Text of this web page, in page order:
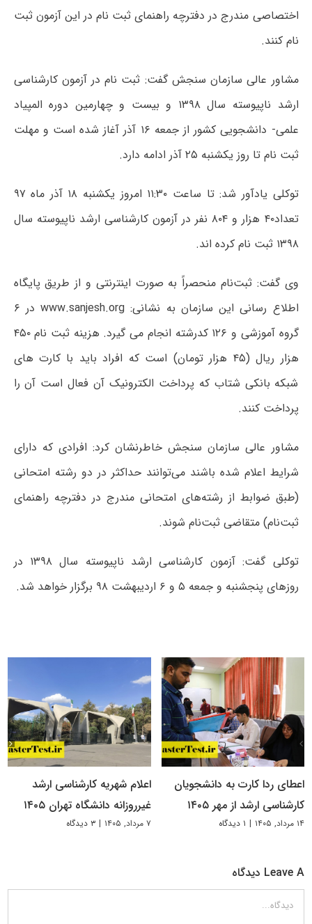
اختصاصی مندرج در دفترچه راهنمای ثبت نام در این آزمون ثبت
نام کنند.
مشاور عالی سازمان سنجش گفت: ثبت نام در آزمون کارشناسی
ارشد ناپیوسته سال ۱۳۹۸ و بیست و چهارمین دوره المپیاد
علمی- دانشجویی کشور از جمعه ۱۶ آذر آغاز شده است و مهلت
ثبت نام تا روز یکشنبه ۲۵ آذر ادامه دارد.
توکلی یادآور شد: تا ساعت ۱۱:۳۰ امروز یکشنبه ۱۸ آذر ماه ۹۷
تعداد۴۰ هزار و ۸۰۴ نفر در آزمون کارشناسی ارشد ناپیوسته سال
۱۳۹۸ ثبت نام کرده اند.
وی گفت: ثبت‌نام منحصراً به صورت اینترنتی و از طریق پایگاه
اطلاع رسانی این سازمان به نشانی: www.sanjesh.org در ۶
گروه آموزشی و ۱۲۶ کدرشته انجام می گیرد. هزینه ثبت نام ۴۵۰
هزار ریال (۴۵ هزار تومان) است که افراد باید با کارت های
شبکه بانکی شتاب که پرداخت الکترونیک آن فعال است آن را
پرداخت کنند.
مشاور عالی سازمان سنجش خاطرنشان کرد: افرادی که دارای
شرایط اعلام شده باشند می‌توانند حداکثر در دو رشته امتحانی
(طبق ضوابط از رشته‌های امتحانی مندرج در دفترچه راهنمای
ثبت‌نام) متقاضی ثبت‌نام شوند.
توکلی گفت: آزمون کارشناسی ارشد ناپیوسته سال ۱۳۹۸ در
روزهای پنجشنبه و جمعه ۵ و ۶ اردیبهشت ۹۸ برگزار خواهد شد.
اعطای ردا کارت به دانشجویان
کارشناسی ارشد از مهر ۱۴۰۵
۱۴ مرداد, ۱۴۰۵ | ۱ دیدگاه
اعلام شهریه کارشناسی ارشد
غیرروزانه دانشگاه تهران ۱۴۰۵
۷ مرداد, ۱۴۰۵ | ۳ دیدگاه
Leave A دیدگاه
دیدگاه